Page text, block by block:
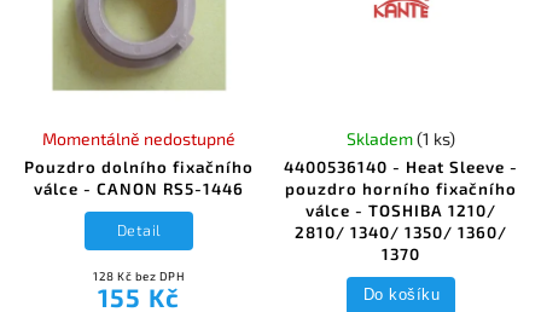
Pouzdro dolního fixačního
válce - CANON RS5-1446
Momentálně nedostupné
128 Kč bez DPH
155 Kč
Detail
4400536140 - Heat Sleeve -
pouzdro horního fixačního
válce - TOSHIBA 1210/
2810/ 1340/ 1350/ 1360/
1370
Skladem(1 ks)
Do košíku